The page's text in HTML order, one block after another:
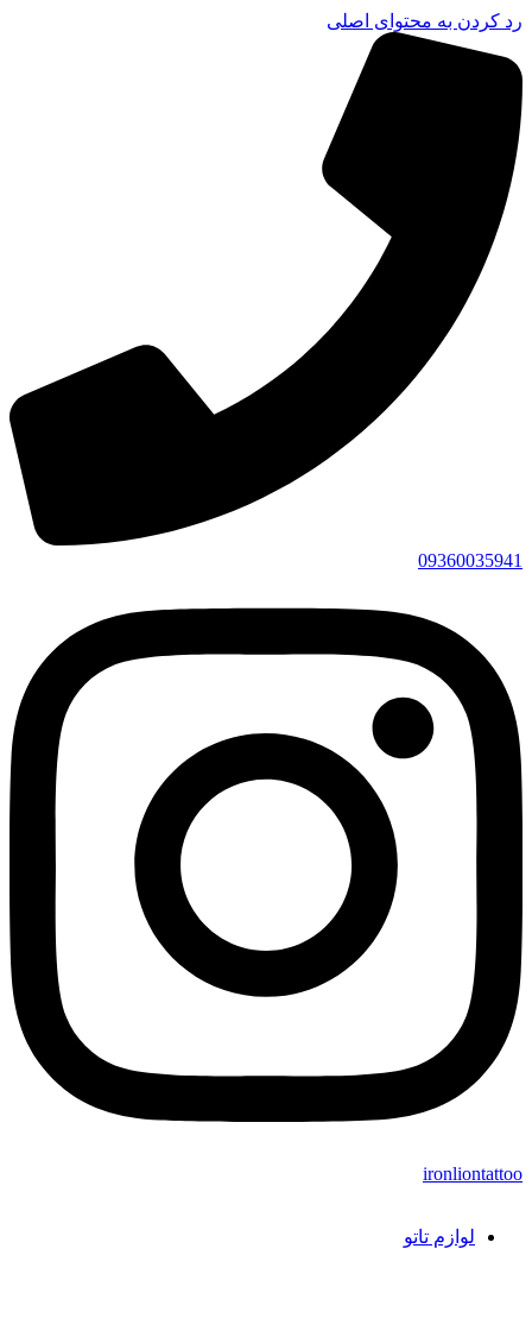
رد کردن به محتوای اصلی
09360035941
ironliontattoo
لوازم تاتو